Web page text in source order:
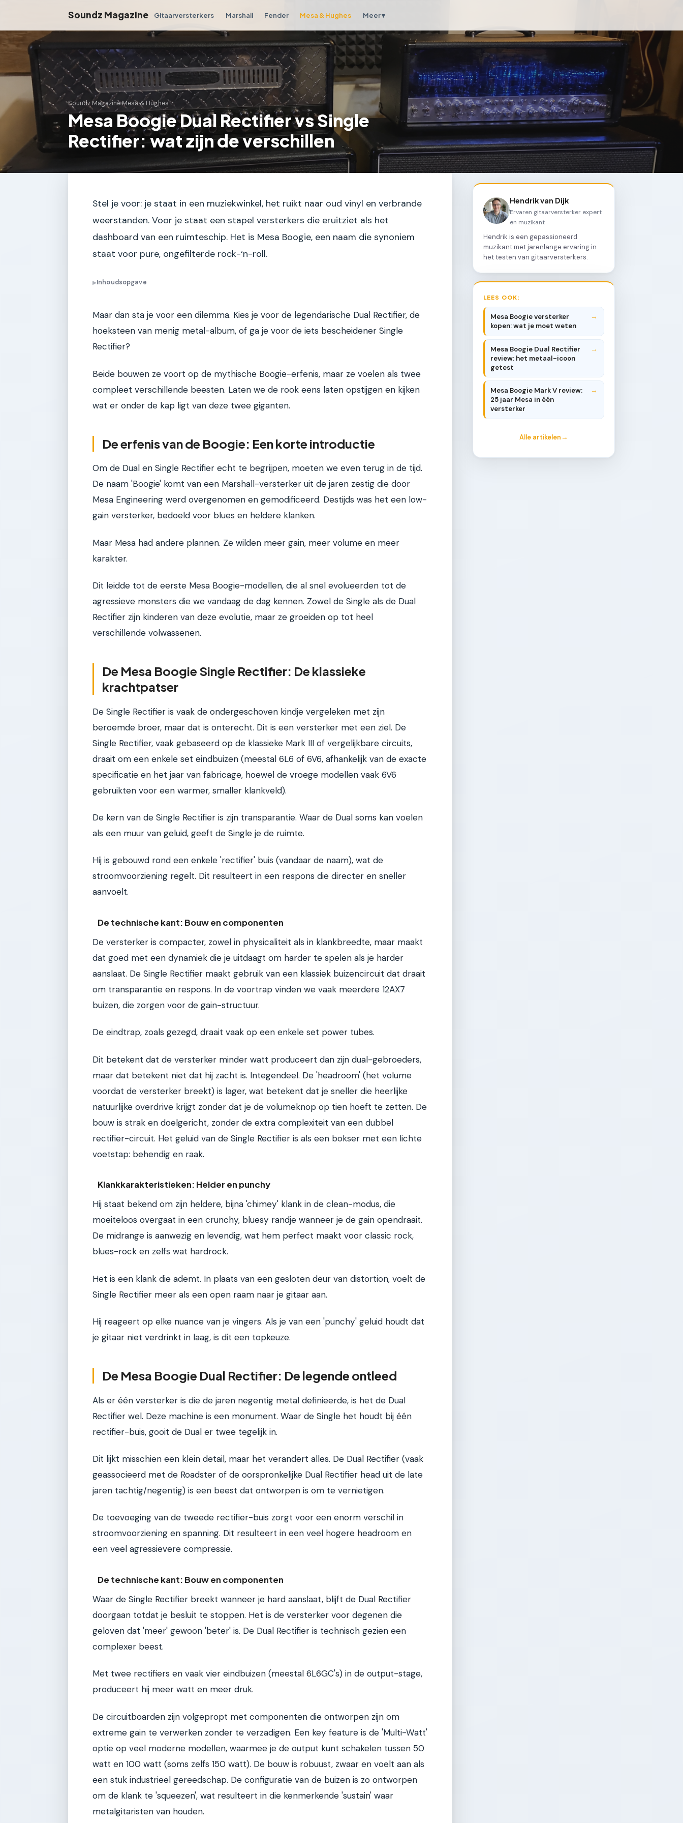
Soundz Magazine Gitaarversterkers Marshall Fender Mesa & Hughes Meer ▾
Soundz Magazine›Mesa & Hughes
Mesa Boogie Dual Rectifier vs Single
Rectifier: wat zijn de verschillen
Stel je voor: je staat in een muziekwinkel, het ruikt naar oud vinyl en verbrande
weerstanden. Voor je staat een stapel versterkers die eruitziet als het
dashboard van een ruimteschip. Het is Mesa Boogie, een naam die synoniem
staat voor pure, ongefilterde rock-‘n-roll.
▶Inhoudsopgave
Maar dan sta je voor een dilemma. Kies je voor de legendarische Dual Rectifier, de
hoeksteen van menig metal-album, of ga je voor de iets bescheidener Single
Rectifier?
Beide bouwen ze voort op de mythische Boogie-erfenis, maar ze voelen als twee
compleet verschillende beesten. Laten we de rook eens laten opstijgen en kijken
wat er onder de kap ligt van deze twee giganten.
De erfenis van de Boogie: Een korte introductie
Om de Dual en Single Rectifier echt te begrijpen, moeten we even terug in de tijd.
De naam 'Boogie' komt van een Marshall-versterker uit de jaren zestig die door
Mesa Engineering werd overgenomen en gemodificeerd. Destijds was het een low-
gain versterker, bedoeld voor blues en heldere klanken.
Maar Mesa had andere plannen. Ze wilden meer gain, meer volume en meer
karakter.
Dit leidde tot de eerste Mesa Boogie-modellen, die al snel evolueerden tot de
agressieve monsters die we vandaag de dag kennen. Zowel de Single als de Dual
Rectifier zijn kinderen van deze evolutie, maar ze groeiden op tot heel
verschillende volwassenen.
De Mesa Boogie Single Rectifier: De klassieke
krachtpatser
De Single Rectifier is vaak de ondergeschoven kindje vergeleken met zijn
beroemde broer, maar dat is onterecht. Dit is een versterker met een ziel. De
Single Rectifier, vaak gebaseerd op de klassieke Mark III of vergelijkbare circuits,
draait om een enkele set eindbuizen (meestal 6L6 of 6V6, afhankelijk van de exacte
specificatie en het jaar van fabricage, hoewel de vroege modellen vaak 6V6
gebruikten voor een warmer, smaller klankveld).
De kern van de Single Rectifier is zijn transparantie. Waar de Dual soms kan voelen
als een muur van geluid, geeft de Single je de ruimte.
Hij is gebouwd rond een enkele 'rectifier' buis (vandaar de naam), wat de
stroomvoorziening regelt. Dit resulteert in een respons die directer en sneller
aanvoelt.
De technische kant: Bouw en componenten
De versterker is compacter, zowel in physicaliteit als in klankbreedte, maar maakt
dat goed met een dynamiek die je uitdaagt om harder te spelen als je harder
aanslaat. De Single Rectifier maakt gebruik van een klassiek buizencircuit dat draait
om transparantie en respons. In de voortrap vinden we vaak meerdere 12AX7
buizen, die zorgen voor de gain-structuur.
De eindtrap, zoals gezegd, draait vaak op een enkele set power tubes.
Dit betekent dat de versterker minder watt produceert dan zijn dual-gebroeders,
maar dat betekent niet dat hij zacht is. Integendeel. De 'headroom' (het volume
voordat de versterker breekt) is lager, wat betekent dat je sneller die heerlijke
natuurlijke overdrive krijgt zonder dat je de volumeknop op tien hoeft te zetten. De
bouw is strak en doelgericht, zonder de extra complexiteit van een dubbel
rectifier-circuit. Het geluid van de Single Rectifier is als een bokser met een lichte
voetstap: behendig en raak.
Klankkarakteristieken: Helder en punchy
Hij staat bekend om zijn heldere, bijna 'chimey' klank in de clean-modus, die
moeiteloos overgaat in een crunchy, bluesy randje wanneer je de gain opendraait.
De midrange is aanwezig en levendig, wat hem perfect maakt voor classic rock,
blues-rock en zelfs wat hardrock.
Het is een klank die ademt. In plaats van een gesloten deur van distortion, voelt de
Single Rectifier meer als een open raam naar je gitaar aan.
Hij reageert op elke nuance van je vingers. Als je van een 'punchy' geluid houdt dat
je gitaar niet verdrinkt in laag, is dit een topkeuze.
De Mesa Boogie Dual Rectifier: De legende ontleed
Als er één versterker is die de jaren negentig metal definieerde, is het de Dual
Rectifier wel. Deze machine is een monument. Waar de Single het houdt bij één
rectifier-buis, gooit de Dual er twee tegelijk in.
Dit lijkt misschien een klein detail, maar het verandert alles. De Dual Rectifier (vaak
geassocieerd met de Roadster of de oorspronkelijke Dual Rectifier head uit de late
jaren tachtig/negentig) is een beest dat ontworpen is om te vernietigen.
De toevoeging van de tweede rectifier-buis zorgt voor een enorm verschil in
stroomvoorziening en spanning. Dit resulteert in een veel hogere headroom en
een veel agressievere compressie.
De technische kant: Bouw en componenten
Waar de Single Rectifier breekt wanneer je hard aanslaat, blijft de Dual Rectifier
doorgaan totdat je besluit te stoppen. Het is de versterker voor degenen die
geloven dat 'meer' gewoon 'beter' is. De Dual Rectifier is technisch gezien een
complexer beest.
Met twee rectifiers en vaak vier eindbuizen (meestal 6L6GC's) in de output-stage,
produceert hij meer watt en meer druk.
De circuitboarden zijn volgepropt met componenten die ontworpen zijn om
extreme gain te verwerken zonder te verzadigen. Een key feature is de 'Multi-Watt'
optie op veel moderne modellen, waarmee je de output kunt schakelen tussen 50
watt en 100 watt (soms zelfs 150 watt). De bouw is robuust, zwaar en voelt aan als
een stuk industrieel gereedschap. De configuratie van de buizen is zo ontworpen
om de klank te 'squeezen', wat resulteert in die kenmerkende 'sustain' waar
metalgitaristen van houden.
Hendrik van Dijk
Ervaren gitaarversterker expert
en muzikant
Hendrik is een gepassioneerd
muzikant met jarenlange ervaring in
het testen van gitaarversterkers.
LEES OOK:
Mesa Boogie versterker
kopen: wat je moet weten
Mesa Boogie Dual Rectifier
review: het metaal-icoon
getest
Mesa Boogie Mark V review:
25 jaar Mesa in één
versterker
Alle artikelen